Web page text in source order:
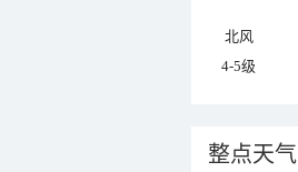
北风
4-5级
整点天